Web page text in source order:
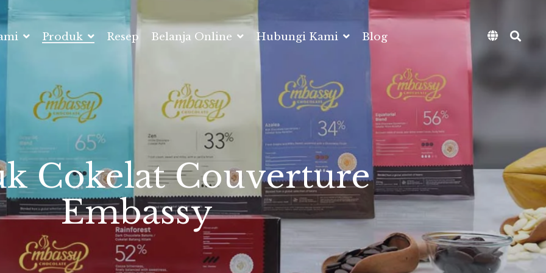
Produk Resep Belanja Online Hubungi Kami Blog
Cokelat Couverture
Embassy